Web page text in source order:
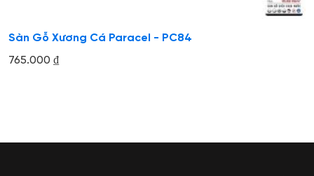
Sàn Gỗ Xương Cá Paracel - PC84
765.000 ₫